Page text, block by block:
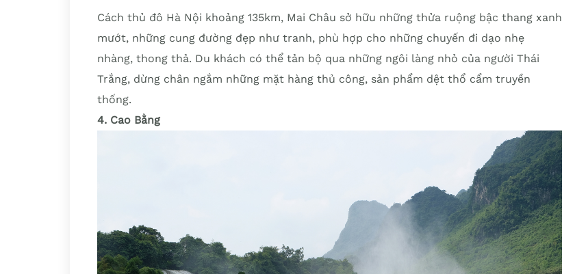
Cách thủ đô Hà Nội khoảng 135km, Mai Châu sở hữu những thửa ruộng bậc thang xanh
mướt, những cung đường đẹp như tranh, phù hợp cho những chuyến đi dạo nhẹ
nhàng, thong thả. Du khách có thể tản bộ qua những ngôi làng nhỏ của người Thái
Trắng, dừng chân ngắm những mặt hàng thủ công, sản phẩm dệt thổ cẩm truyền
thống.
4. Cao Bằng